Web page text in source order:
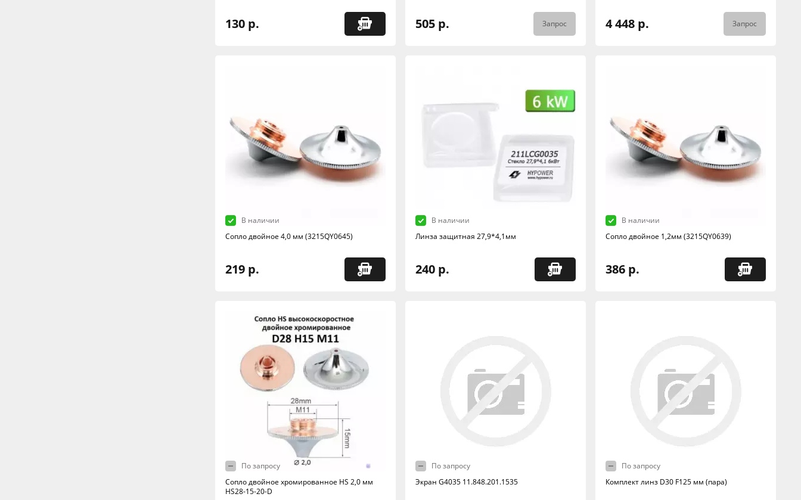
130 р. 505 р. Запрос 4 448 р. Запрос
В наличии
Сопло двойное 4,0 мм (3215QY0645)
219 р.
В наличии
Линза защитная 27,9*4,1мм
240 р.
В наличии
Сопло двойное 1,2мм (3215QY0639)
386 р.
По запросу
Сопло двойное хромированное HS 2,0 мм
HS28-15-20-D
По запросу
Экран G4035 11.848.201.1535
По запросу
Комплект линз D30 F125 мм (пара)